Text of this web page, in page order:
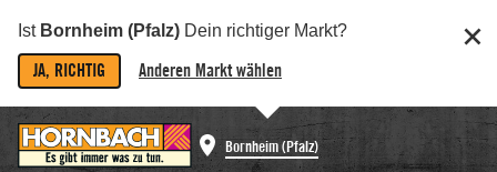
Ist Bornheim (Pfalz) Dein richtiger Markt?
JA, RICHTIG Anderen Markt wählen
Bornheim (Pfalz)